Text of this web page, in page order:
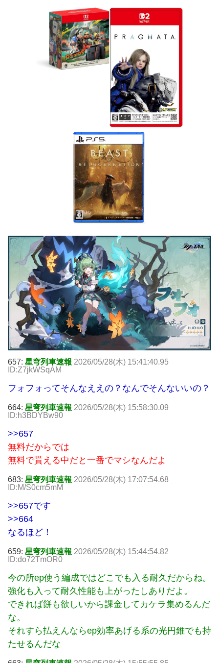
657: 星穹列車速報 2026/05/28(木) 15:41:40.95
ID:Z7jkWSqAM
フォフォってそんなええの？なんでそんないいの？
664: 星穹列車速報 2026/05/28(木) 15:58:30.09
ID:h3BDYBw90
>>657
無料だからでは
無料で貰える中だと一番でマシなんだよ
683: 星穹列車速報 2026/05/28(木) 17:07:54.68
ID:M/S0cm5mM
>>657です
>>664
なるほど！
659: 星穹列車速報 2026/05/28(木) 15:44:54.82
ID:do72TmOR0
今の所ep使う編成ではどこでも入る耐久だからね。
強化も入って耐久性能も上がったしありだよ。
できれば餅も欲しいから課金してカケラ集めるんだ
な。
それすら払えんならep効率あげる系の光円錐でも持
たせるんだな